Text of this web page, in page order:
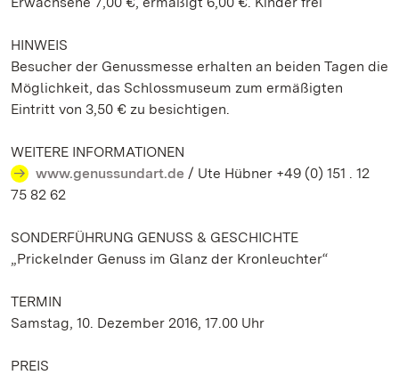
HINWEIS
Besucher der Genussmesse erhalten an beiden Tagen die
Möglichkeit, das Schlossmuseum zum ermäßigten
Eintritt von 3,50 € zu besichtigen.
WEITERE INFORMATIONEN
www.genussundart.de / Ute Hübner +49 (0) 151 . 12
75 82 62
SONDERFÜHRUNG GENUSS & GESCHICHTE
„Prickelnder Genuss im Glanz der Kronleuchter“
TERMIN
Samstag, 10. Dezember 2016, 17.00 Uhr
PREIS